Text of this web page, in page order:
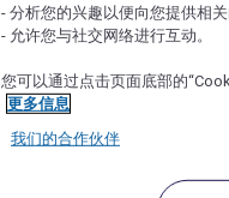
- 分析您的兴趣以便向您提供相
- 允许您与社交网络进行互动。
您可以通过点击页面底部的
更多信息
我们的合作伙伴